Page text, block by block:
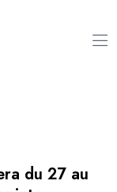
du 27 au